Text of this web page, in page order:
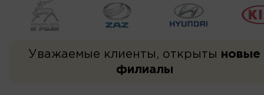
Уважаемые клиенты, открыты новые
филиалы